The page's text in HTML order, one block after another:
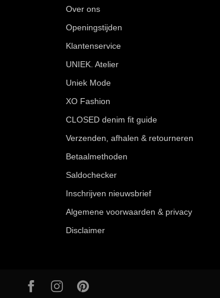
Over ons
Openingstijden
Klantenservice
UNIEK. Atelier
Uniek Mode
XO Fashion
CLOSED denim fit guide
Verzenden, afhalen & retourneren
Betaalmethoden
Saldochecker
Inschrijven nieuwsbrief
Algemene voorwaarden & privacy
Disclaimer